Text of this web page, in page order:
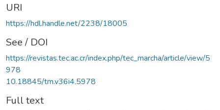
URI
https://hdl.handle.net/2238/18005
See / DOI
https://revistas.tec.ac.cr/index.php/tec_marcha/article/view/5
978
10.18845/tm.v36i4.5978
Full text